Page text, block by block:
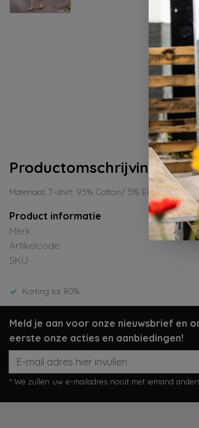
Productomschrijving
Materiaal: T-shirt: 95% Cotton/ 5% Elastane;
Product informatie
Merk
Artikelcode
SKU
Korting tot 80%
Meld je aan voor onze nieuwsbrief en
eerste onze acties en aanbiedingen!
* We zullen uw e-mailadres nooit met iemand